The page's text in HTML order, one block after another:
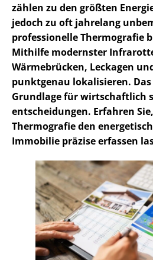
zählen zu den größten
jedoch zu oft jahrelang
professionelle Thermografie
Mithilfe modernster
Wärmebrücken, Leckagen
punktgenau lokalisieren.
Grundlage für wirtschaftlich
ent­schei­dun­gen. Erfahren
Thermografie den
Immobilie präzise erfassen